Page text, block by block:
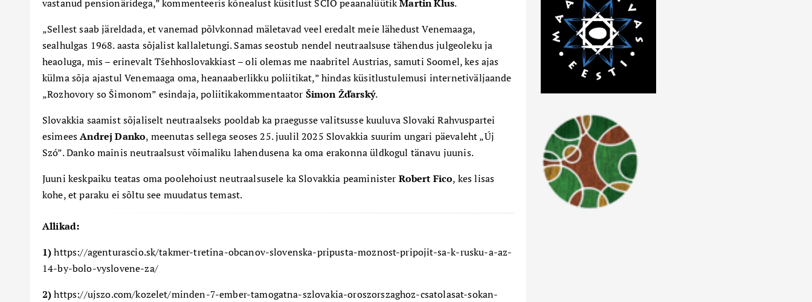
vastanud pensionäridega,” kommenteeris kõnealust küsitlust SCIO peaanalüütikMartin Klus.
„Sellest saab järeldada, et vanemad põlvkonnad mäletavad veel eredalt meie lähedust Venemaaga,
sealhulgas 1968. aasta sõjalist kallaletungi. Samas seostub nendel neutraalsuse tähendus julgeoleku ja
heaoluga, mis – erinevalt Tšehhoslovakkiast – oli olemas me naabritel Austrias, samuti Soomel, kes ajas
külma sõja ajastul Venemaaga oma, heanaaberlikku poliitikat,” hindas küsitlustulemusi internetiväljaande
„Rozhovory so Šimonom” esindaja, poliitikakommentaator Šimon Žďarský.
Slovakkia saamist sõjaliselt neutraalseks pooldab ka praegusse valitsusse kuuluva Slovaki Rahvuspartei
esimeesAndrej Danko, meenutas sellega seoses 25. juulil 2025 Slovakkia suurim ungari päevaleht „Új
Szó”. Danko mainis neutraalsust võimaliku lahendusena ka oma erakonna üldkogul tänavu juunis.
Juuni keskpaiku teatas oma poolehoiust neutraalsusele ka Slovakkia peaminister Robert Fico, kes lisas
kohe, et paraku ei sõltusee muudatus temast.
Allikad:
1)https://agenturascio.sk/takmer-tretina-obcanov-slovenska-pripusta-moznost-pripojit-sa-k-rusku-a-az-
14-by-bolo-vyslovene-za/
2)https://ujszo.com/kozelet/minden-7-ember-tamogatna-szlovakia-oroszorszaghoz-csatolasat-sokan-